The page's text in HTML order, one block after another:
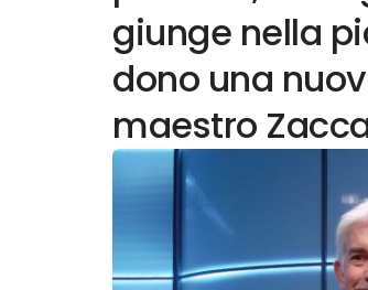
giunge nella
dono una
maestro